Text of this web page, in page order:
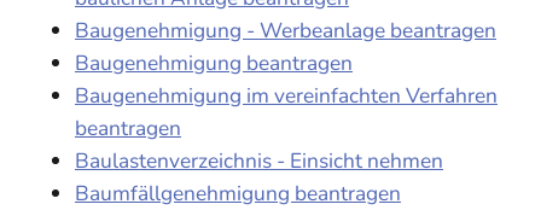
Baugenehmigung - Werbeanlage beantragen
Baugenehmigung beantragen
Baugenehmigung im vereinfachten Verfahren
beantragen
Baulastenverzeichnis - Einsicht nehmen
Baumfällgenehmigung beantragen